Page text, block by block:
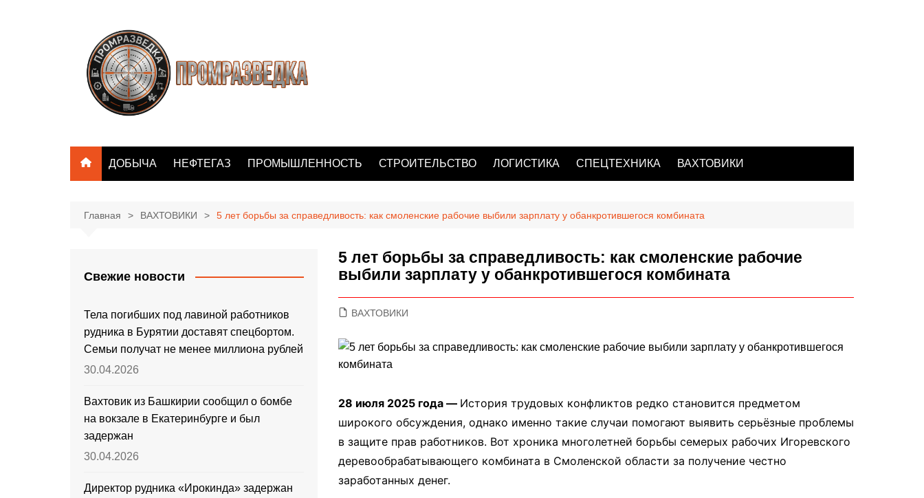
ДОБЫЧА НЕФТЕГАЗ ПРОМЫШЛЕННОСТЬ СТРОИТЕЛЬСТВО ЛОГИСТИКА СПЕЦТЕХНИКА ВАХТОВИКИ
Главная ВАХТОВИКИ 5 лет борьбы за справедливость: как смоленские рабочие выбили зарплату у обанкротившегося комбината
5 лет борьбы за справедливость: как смоленские рабочие
выбили зарплату у обанкротившегося комбината
ВАХТОВИКИ
28 июля 2025 года — История трудовых конфликтов редко становится предметом
широкого обсуждения, однако именно такие случаи помогают выявить серьёзные проблемы
в защите прав работников. Вот хроника многолетней борьбы семерых рабочих Игоревского
деревообрабатывающего комбината в Смоленской области за получение честно
заработанных денег.
Свежие новости
Тела погибших под лавиной работников
рудника в Бурятии доставят спецбортом.
Семьи получат не менее миллиона рублей
30.04.2026
Вахтовик из Башкирии сообщил о бомбе
на вокзале в Екатеринбурге и был
задержан
30.04.2026
Директор рудника «Ирокинда» задержан